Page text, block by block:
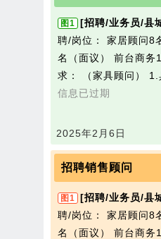
图1 [招聘/业务员/县
聘/岗位： 家居顾问8
名（面议） 前台商务
求： （家具顾问） 1.
信息已过期
2025年2月6日
招聘销售顾问
图1 [招聘/业务员/县
聘/岗位： 家居顾问8
名（面议） 前台商务